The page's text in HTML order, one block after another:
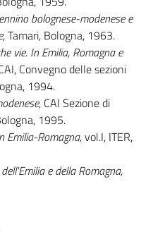
bolognese-modenese e
Tamari, Bologna, 1963.
vie. In Emilia, Romagna e
Convegno delle sezioni
1994.
CAI Sezione di
1995.
Emilia-Romagna,vol.I, ITER,
e della Romagna,